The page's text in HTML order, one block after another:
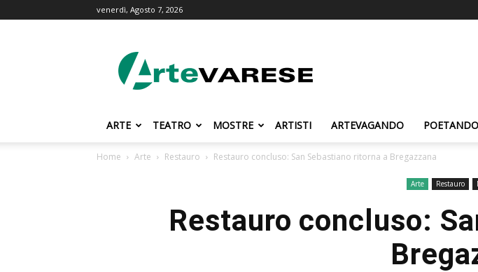
venerdì, Agosto 7, 2026
ARTE TEATRO MOSTRE ARTISTI ARTEVAGANDO POETANDO
Home Arte Restauro Restauro concluso: San Sebastiano ritorna a Bregazzana
Arte Restauro
Restauro concluso: